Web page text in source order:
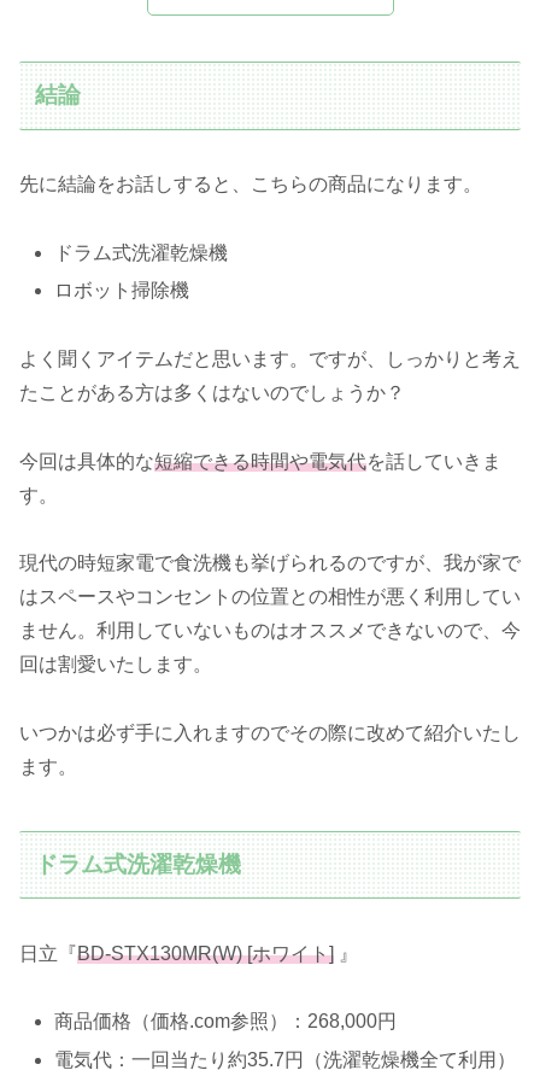
結論
先に結論をお話しすると、こちらの商品になります。
ドラム式洗濯乾燥機
ロボット掃除機
よく聞くアイテムだと思います。ですが、しっかりと考え
たことがある方は多くはないのでしょうか？
今回は具体的な短縮できる時間や電気代を話していきま
す。
現代の時短家電で食洗機も挙げられるのですが、我が家で
はスペースやコンセントの位置との相性が悪く利用してい
ません。利用していないものはオススメできないので、今
回は割愛いたします。
いつかは必ず手に入れますのでその際に改めて紹介いたし
ます。
ドラム式洗濯乾燥機
日立『BD-STX130MR(W) [ホワイト] 』
商品価格（価格.com参照）：268,000円
電気代：一回当たり約35.7円（洗濯乾燥機全て利用）